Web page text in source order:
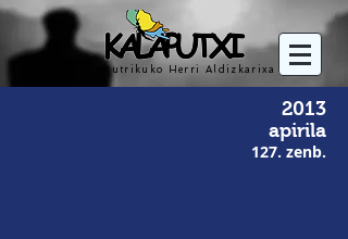
Mutrikuko Herri Aldizkarixa
2013
apirila
127. zenb.